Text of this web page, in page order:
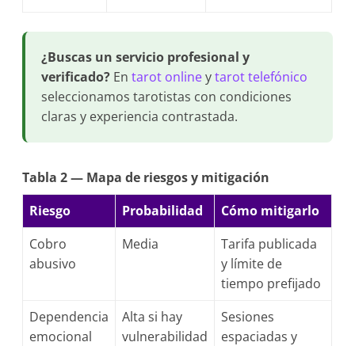
¿Buscas un servicio profesional y
verificado? Entarot onlineytarot telefónico
seleccionamos tarotistas con condiciones
claras y experiencia contrastada.
Tabla 2 — Mapa de riesgos y mitigación
Riesgo
Probabilidad
Cómo mitigarlo
Cobro
abusivo
Media
Tarifa publicada
y límite de
tiempo prefijado
Dependencia
emocional
Alta si hay
vulnerabilidad
Sesiones
espaciadas y